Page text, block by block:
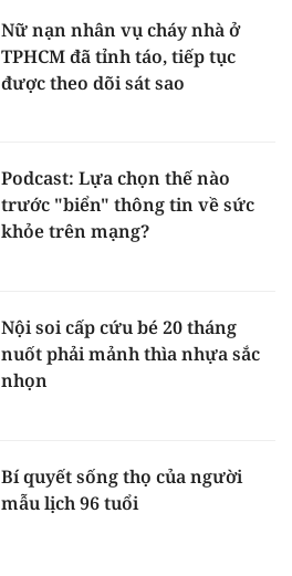
Nữ nạn nhân vụ cháy nhà ở
TPHCM đã tỉnh táo, tiếp tục
được theo dõi sát sao
Podcast: Lựa chọn thế nào
trước "biển" thông tin về sức
khỏe trên mạng?
Nội soi cấp cứu bé 20 tháng
nuốt phải mảnh thìa nhựa sắc
nhọn
Bí quyết sống thọ của người
mẫu lịch 96 tuổi